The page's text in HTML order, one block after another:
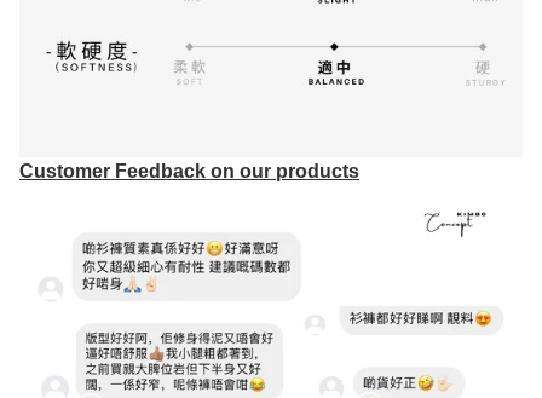
Customer Feedback on our products